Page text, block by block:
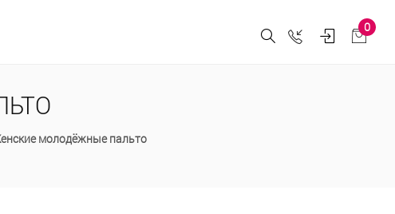
0
молодёжные пальто